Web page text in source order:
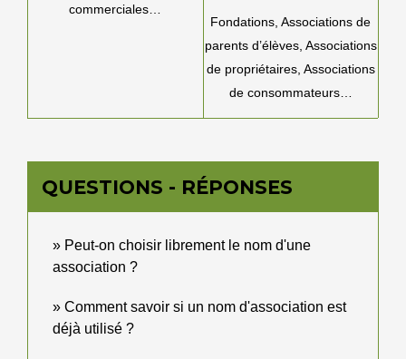
commerciales…
Fondations,Associations de
parents d’élèves, Associations
de propriétaires, Associations
de consommateurs…
QUESTIONS - RÉPONSES
Peut-on choisir librement le nom d'une
association ?
Comment savoir si un nom d'association est
déjà utilisé ?